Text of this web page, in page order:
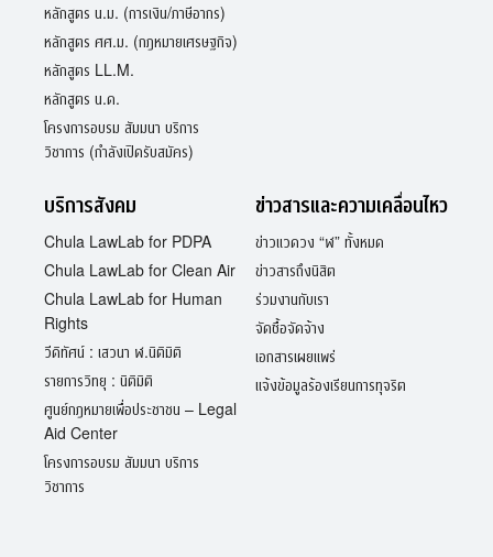
หลักสูตร น.ม. (การเงิน/ภาษีอากร)
หลักสูตร ศศ.ม. (กฎหมายเศรษฐกิจ)
หลักสูตร LL.M.
หลักสูตร น.ด.
โครงการอบรม สัมมนา บริการ
วิชาการ (กำลังเปิดรับสมัคร)
บริการสังคม
Chula LawLab for PDPA
Chula LawLab for Clean Air
Chula LawLab for Human
Rights
วีดิทัศน์ : เสวนา ฬ.นิติมิติ
รายการวิทยุ : นิติมิติ
ศูนย์กฎหมายเพื่อประชาชน – Legal
Aid Center
โครงการอบรม สัมมนา บริการ
วิชาการ
ข่าวสารและความเคลื่อนไหว
ข่าวแวดวง “ฬ” ทั้งหมด
ข่าวสารถึงนิสิต
ร่วมงานกับเรา
จัดซื้อจัดจ้าง
เอกสารเผยแพร่
แจ้งข้อมูลร้องเรียนการทุจริต